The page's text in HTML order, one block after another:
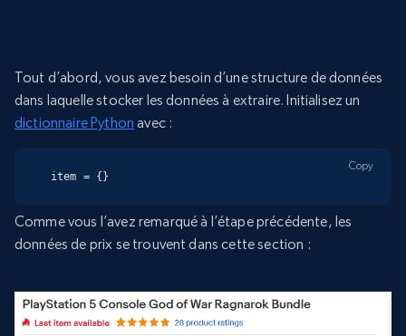
Tout d’abord, vous avez besoin d’une structure de données
dans laquelle stocker les données à extraire. Initialisez un
dictionnaire Python avec :
item = {}
Copy
Comme vous l’avez remarqué à l’étape précédente, les
données de prix se trouvent dans cette section :